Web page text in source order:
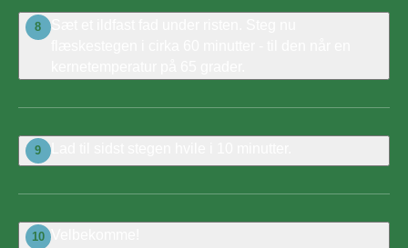
8
Sæt et ildfast fad under risten. Steg nu
9 Lad til sidst stegen hvile i 10 minutter.
10 Velbekomme!